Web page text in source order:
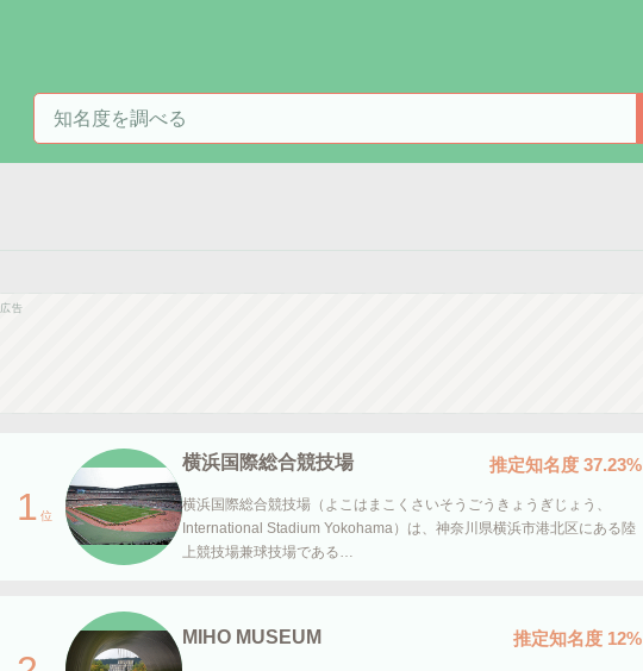
知名度を検索
広告
1 位
横浜国際総合競技場 推定知名度 37.23%
横浜国際総合競技場（よこはまこくさいそうごうきょうぎじょう、
International Stadium Yokohama）は、神奈川県横浜市港北区にある陸
上競技場兼球技場である…
MIHO MUSEUM 推定知名度 12%